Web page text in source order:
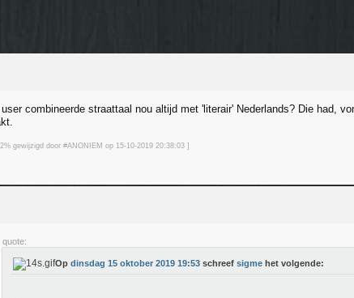
combineerde straattaal nou altijd met 'literair' Nederlands? Die had,
gewijzigd door #ANONIEM op 15-10-2019 20:38:03 ]
quote:
Op dinsdag 15 oktober 2019 19:53 schreef sigme het volgende: